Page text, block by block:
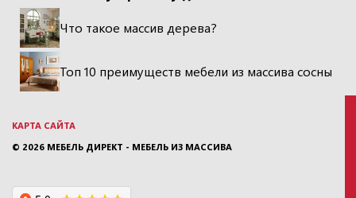
Что такое массив дерева?
Топ 10 преимуществ мебели из массива сосны
КАРТА САЙТА
© 2026 МЕБЕЛЬ ДИРЕКТ - МЕБЕЛЬ ИЗ МАССИВА